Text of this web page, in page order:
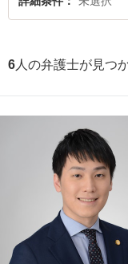
6 人の弁護士が見つ